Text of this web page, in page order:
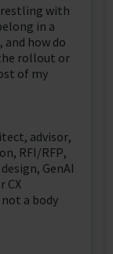
with
in a
how do
rollout or
of my
advisor,
RFI/RFP,
GenAI
CX
a body